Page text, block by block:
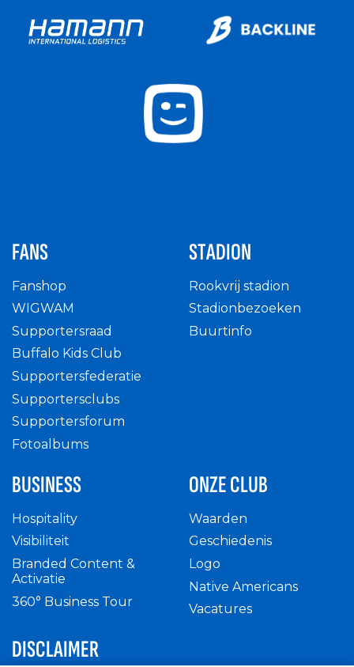
FANS
Fanshop
WIGWAM
Supportersraad
Buffalo Kids Club
Supportersfederatie
Supportersclubs
Supportersforum
Fotoalbums
STADION
Rookvrij stadion
Stadionbezoeken
Buurtinfo
BUSINESS
Hospitality
Visibiliteit
Branded Content &
Activatie
360° Business Tour
ONZE CLUB
Waarden
Geschiedenis
Logo
Native Americans
Vacatures
DISCLAIMER